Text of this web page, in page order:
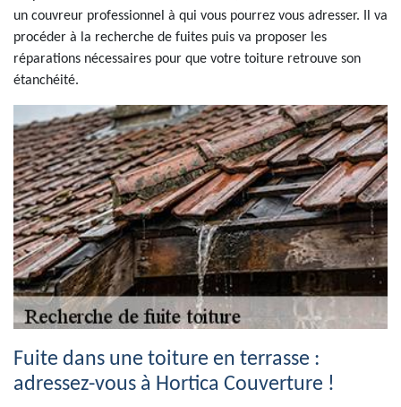
un couvreur professionnel à qui vous pourrez vous adresser. Il va
procéder à la recherche de fuites puis va proposer les
réparations nécessaires pour que votre toiture retrouve son
étanchéité.
Fuite dans une toiture en terrasse :
adressez-vous à Hortica Couverture !